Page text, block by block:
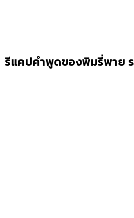
รีแคปคำพูดของพิมรี่พาย